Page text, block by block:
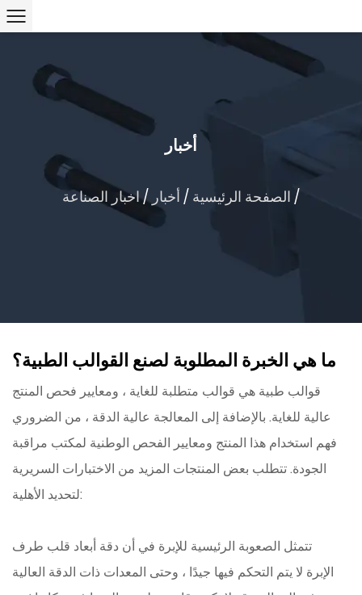
أخبار
الصفحة الرئيسية / أخبار /اخبار الصناعة /
ما هي الخبرة المطلوبة لصنع القوالب الطبية؟
قوالب طبية هي قوالب متطلبة للغاية ، ومعايير فحص المنتج
عالية للغاية. بالإضافة إلى المعالجة عالية الدقة ، من الضروري
فهم استخدام هذا المنتج ومعايير الفحص الوطنية لمكتب مراقبة
الجودة. تتطلب بعض المنتجات المزيد من الاختبارات السريرية
لتحديد الأهلية:
تتمثل الصعوبة الرئيسية للإبرة في أن دقة أبعاد قلب طرف
الإبرة لا يتم التحكم فيها جيدًا ، وحتى المعدات ذات الدقة العالية